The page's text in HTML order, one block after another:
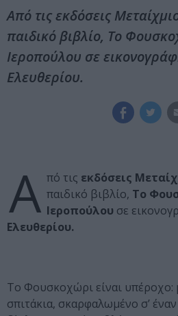
Από τις εκδόσεις
παιδικό βιβλίο, Το
Ιεροπούλου σε
Ελευθερίου.
Α πό τις εκδόσεις
παιδικό βιβλίο, Το
Ιεροπούλου σε
Ελευθερίου.
Το Φουσκοχώρι είναι υπέροχο:
σπιτάκια, σκαρφαλωμένο σ’